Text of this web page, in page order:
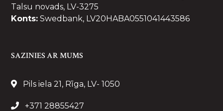
Talsu novads, LV-3275
Konts: Swedbank, LV20HABA0551041443586
SAZINIES AR MUMS
Pils iela 21, Rīga, LV- 1050
+371 28855427